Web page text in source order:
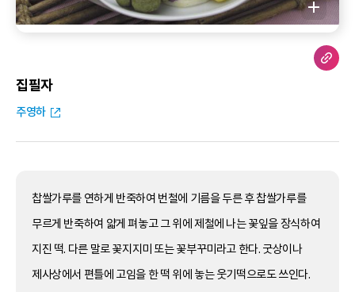
집필자
주영하
찹쌀가루를 연하게 반죽하여 번철에 기름을 두른 후 찹쌀가루를
무르게 반죽하여 얇게 펴놓고 그 위에 제철에 나는 꽃잎을 장식하여
지진 떡. 다른 말로 꽃지지미 또는 꽃부꾸미라고 한다. 굿상이나
제사상에서 편틀에 고임을 한 떡 위에 놓는 웃기떡으로도 쓰인다.